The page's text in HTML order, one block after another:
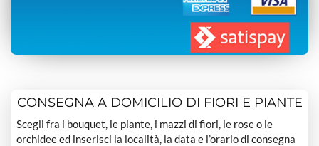
CONSEGNA A DOMICILIO DI FIORI E PIANTE
Scegli fra i bouquet, le piante, i mazzi di fiori, le rose o le
orchidee ed inserisci la località, la data e l’orario di consegna